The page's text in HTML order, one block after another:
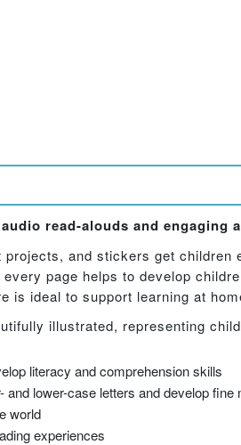
read-alouds and engaging
and stickers get children
page helps to develop
is ideal to support learning at
illustrated, representing
literacy and comprehension skills
and lower-case letters and develop fine
world
experiences